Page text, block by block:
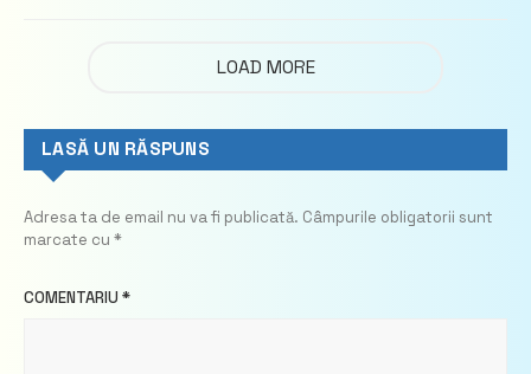
LOAD MORE
LASĂ UN RĂSPUNS
Adresa ta de email nu va fi publicată. Câmpurile obligatorii sunt
marcate cu *
COMENTARIU *